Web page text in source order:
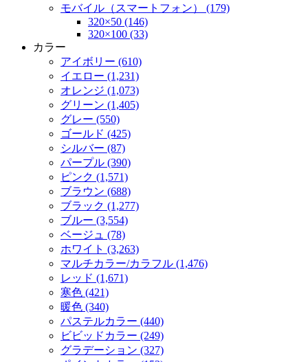
モバイル（スマートフォン） (179)
320×50 (146)
320×100 (33)
カラー
アイボリー (610)
イエロー (1,231)
オレンジ (1,073)
グリーン (1,405)
グレー (550)
ゴールド (425)
シルバー (87)
パープル (390)
ピンク (1,571)
ブラウン (688)
ブラック (1,277)
ブルー (3,554)
ベージュ (78)
ホワイト (3,263)
マルチカラー/カラフル (1,476)
レッド (1,671)
寒色 (421)
暖色 (340)
パステルカラー (440)
ビビッドカラー (249)
グラデーション (327)